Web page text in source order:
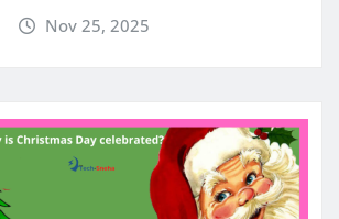
Nov 25, 2025